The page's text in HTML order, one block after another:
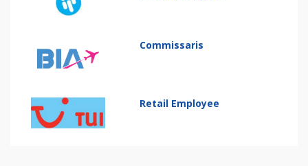
Commissaris
Retail Employee